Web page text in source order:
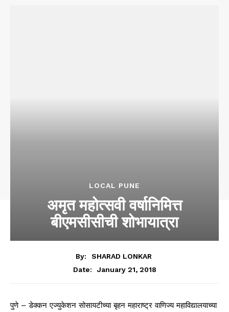
LOCAL PUNE
अमृत महोत्सवी वर्षानिमित्त
बीएमसीसीची शोभायात्रा
By:
SHARAD LONKAR
Date:
January 21, 2018
पुणे – डेक्कन एज्युकेशन सोसायटीच्या बृहन महाराष्ट्र वाणिज्य महाविद्यालयाच्या